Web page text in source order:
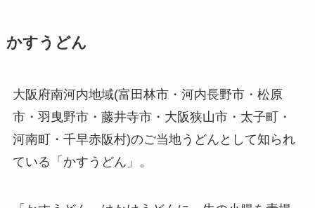
かすうどん
大阪府南河内地域(富田林市・河内長野市・松原
市・羽曳野市・藤井寺市・大阪狭山市・太子町・
河南町・千早赤阪村)のご当地うどんとして知られ
ている「かすうどん」。